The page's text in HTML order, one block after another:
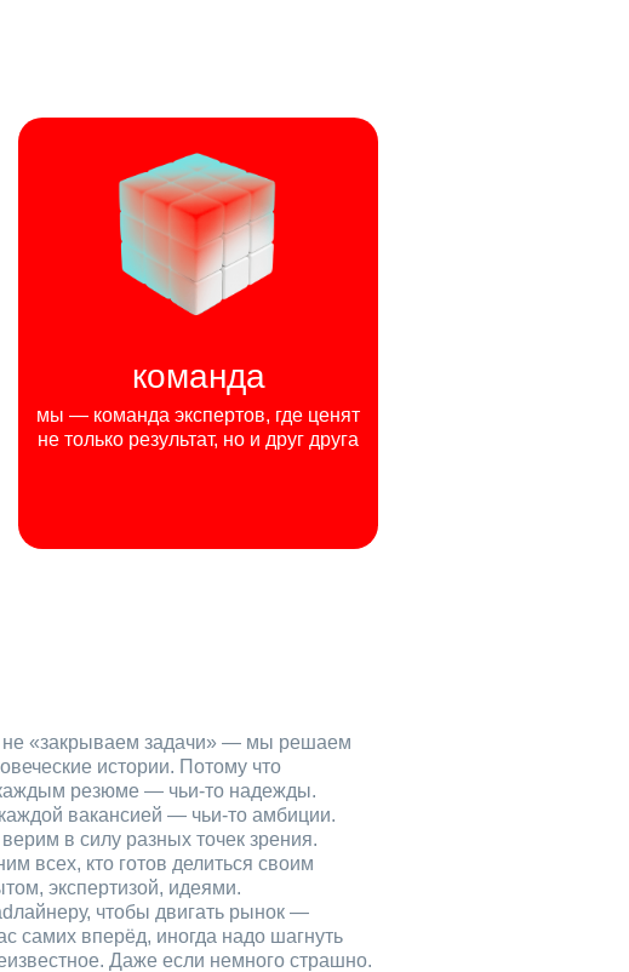
команда
мы — команда экспертов, где ценят
не только результат, но и друг друга
«закрываем задачи» — мы решаем
истории. Потому что
резюме — чьи‑то надежды.
вакансией — чьи‑то амбиции.
в силу разных точек зрения.
всех, кто готов делиться своим
экспертизой, идеями.
чтобы двигать рынок —
самих вперёд, иногда надо шагнуть
Даже если немного страшно.